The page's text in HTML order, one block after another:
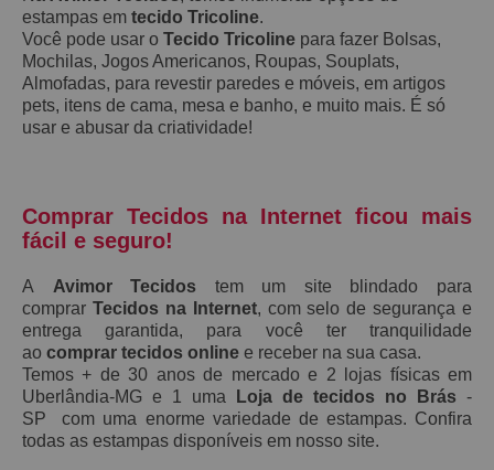
estampas em tecido Tricoline.
Você pode usar o Tecido Tricoline para fazer Bolsas,
Mochilas, Jogos Americanos, Roupas, Souplats,
Almofadas, para revestir paredes e móveis, em artigos
pets, itens de cama, mesa e banho, e muito mais. É só
usar e abusar da criatividade!
Comprar Tecidos na Internet ficou mais
fácil e seguro!
A Avimor Tecidos tem um site blindado para
comprar Tecidos na Internet, com selo de segurança e
entrega garantida, para você ter tranquilidade
ao comprar tecidos online e receber na sua casa.
Temos + de 30 anos de mercado e 2 lojas físicas em
Uberlândia-MG e 1 uma
Loja de tecidos no Brás -
SP com uma enorme variedade de estampas. Confira
todas as estampas disponíveis em nosso site.